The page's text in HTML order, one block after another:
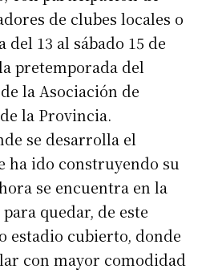
de clubes locales o
13 al sábado 15 de
pretemporada del
la Asociación de
la Provincia.
se desarrolla el
ha ido construyendo su
se encuentra en la
quedar, de este
estadio cubierto, donde
con mayor comodidad